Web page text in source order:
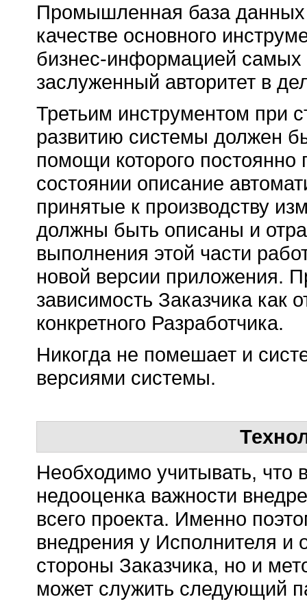
Промышленная база данных
качестве основного
бизнес-информацией
заслуженный авторитет в
Третьим инструментом при
развитию системы должен
помощи которого постоянно
состоянии описание
принятые к производству
должны быть описаны и
выполнения этой части
новой версии приложения.
зависимость Заказчика как
конкретного Разработчика.
Никогда не помешает и
версиями системы.
Необходимо учитывать,
недооценка важности
всего проекта. Именно
внедрения у Исполнителя и
стороны Заказчика, но и
может служить следующий